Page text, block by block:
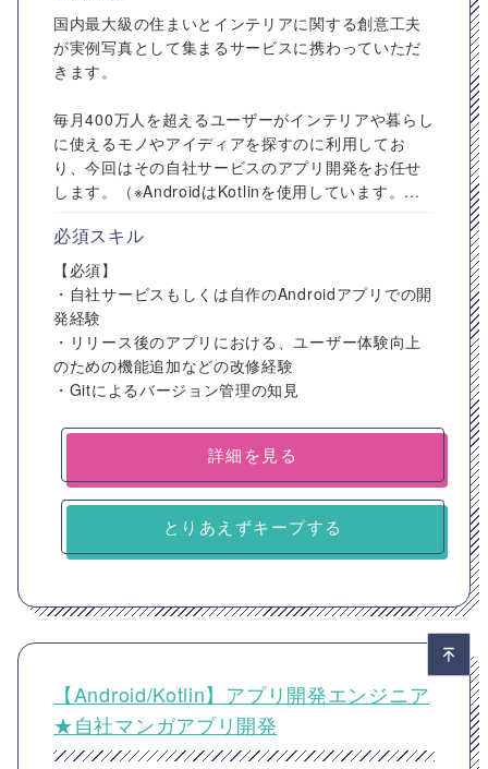
国内最大級の住まいとインテリアに関する創意工夫
が実例写真として集まるサービスに携わっていただ
きます。
毎月400万人を超えるユーザーがインテリアや暮らし
に使えるモノやアイディアを探すのに利用してお
り、今回はその自社サービスのアプリ開発をお任せ
します。（※AndroidはKotlinを使用しています。...
必須スキル
【必須】
・自社サービスもしくは自作のAndroidアプリでの開
発経験
・リリース後のアプリにおける、ユーザー体験向上
のための機能追加などの改修経験
・Gitによるバージョン管理の知見
詳細を見る
とりあえずキープする
【Android/Kotlin】アプリ開発エンジニア
★自社マンガアプリ開発